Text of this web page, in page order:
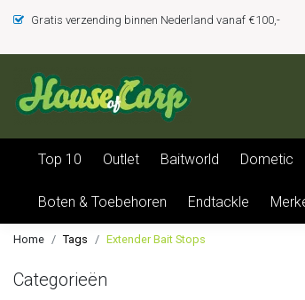
Gratis verzending binnen Nederland vanaf €100,-
Top 10 Outlet Baitworld Dometic
Boten & Toebehoren Endtackle
Home Tags Extender Bait Stops
Categorieën